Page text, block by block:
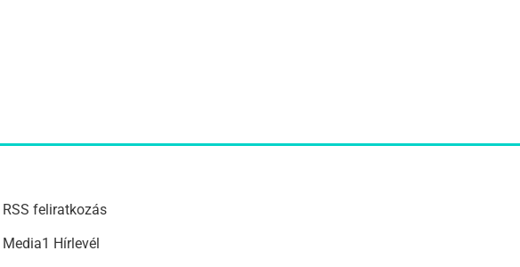
RSS feliratkozás
Media1 Hírlevél